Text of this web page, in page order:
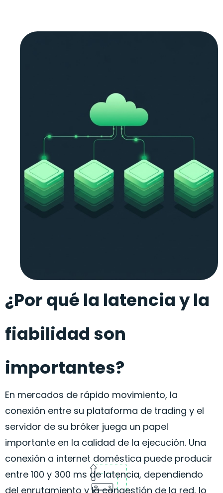
¿Por qué la latencia y la
fiabilidad son
importantes?
En mercados de rápido movimiento, la
conexión entre su plataforma de trading y el
servidor de su bróker juega un papel
importante en la calidad de la ejecución. Una
conexión a internet doméstica puede producir
entre 100 y 300 ms de latencia, dependiendo
del enrutamiento y la congestión de la red, lo